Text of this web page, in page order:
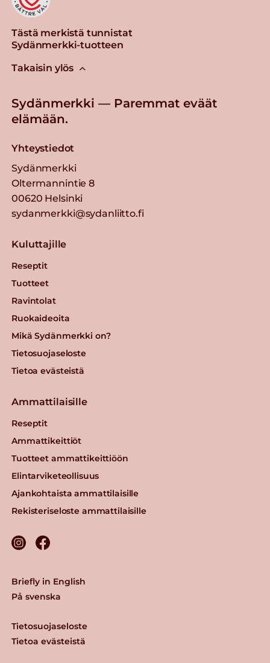
Tästä merkistä tunnistat
Sydänmerkki-tuotteen
Takaisin ylös
Sydänmerkki — Paremmat eväät
elämään.
Yhteystiedot
Sydänmerkki
Oltermannintie 8
00620 Helsinki
sydanmerkki@sydanliitto.fi
Kuluttajille
Reseptit
Tuotteet
Ravintolat
Ruokaideoita
Mikä Sydänmerkki on?
Tietosuojaseloste
Tietoa evästeistä
Ammattilaisille
Reseptit
Ammattikeittiöt
Tuotteet ammattikeittiöön
Elintarviketeollisuus
Ajankohtaista ammattilaisille
Rekisteriseloste ammattilaisille
Tietosuojaseloste
Tietoa evästeistä
Briefly in English
På svenska